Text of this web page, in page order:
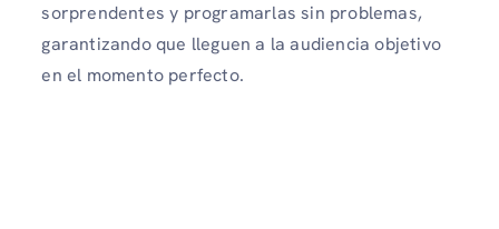
sorprendentes y programarlas sin problemas,
garantizando que lleguen a la audiencia objetivo
en el momento perfecto.